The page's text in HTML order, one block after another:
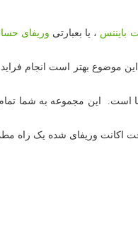
بایننس ، یا بعبارتی وریفای
موضوع بهتر است انجام
است. این مجموعه به شما
اکانت وریفای شده یک راه